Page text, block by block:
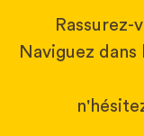
Rassurez-
Naviguez